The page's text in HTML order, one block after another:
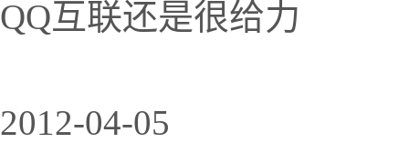
QQ互联还是很给力
2012-04-05